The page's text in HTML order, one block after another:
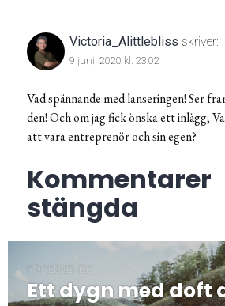
Victoria_Alittlebliss skriver:
9 juni, 2020 kl. 23:02
Vad spännande med lanseringen! Ser
den! Och om jag fick önska ett inlägg;
att vara entreprenör och sin egen?
Kommentarer
stängda
Inläggsnavigering
FÖREGÅENDE
Föregående
Ett dygn med doft